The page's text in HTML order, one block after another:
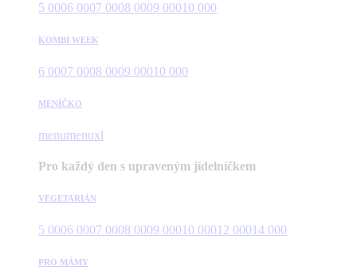
5 0006 0007 0008 0009 00010 000
KOMBI WEEK
6 0007 0008 0009 00010 000
MENÍČKO
menumenuxl
Pro každý den s upraveným jídelníčkem
VEGETARIÁN
5 0006 0007 0008 0009 00010 00012 00014 000
PRO MÁMY